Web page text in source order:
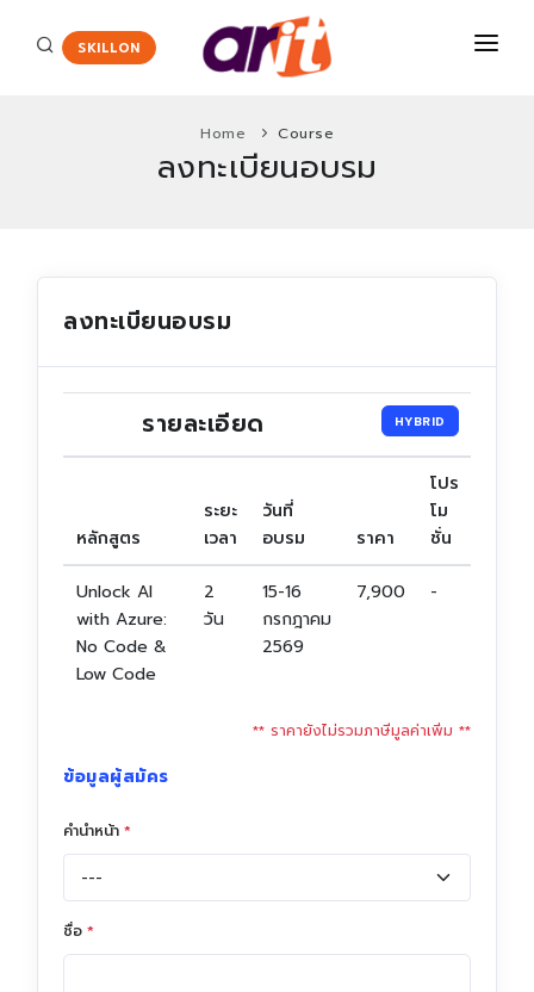
SKILLON
Adobe Certified Professional
App Development with Swift Certification
Cisco
Entrepreneurship and Small Business
Health Sciences Careers
New
Hospitality and Culinary Arts Careers
Intuit Personal Finance
IT Specialist Certification
Meta Certified
Microsoft Office Specialist
Microsoft Certified Educator
ENGLISH ASSESSMENT
PROMOTION
Home Course
ลงทะเบียนอบรม
ลงทะเบียนอบรม
รายละเอียด HYBRID
หลักสูตร
ระยะ
เวลา
วันที่
อบรม
ราคา
โปร
โม
ชั่น
Unlock AI
with Azure:
No Code &
Low Code
2
วัน
15-16
กรกฎาคม
2569
7,900 -
** ราคายังไม่รวมภาษีมูลค่าเพิ่ม **
ข้อมูลผู้สมัคร
คำนำหน้า *
ชื่อ *